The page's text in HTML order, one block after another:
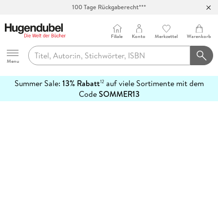
100 Tage Rückgaberecht***
Hugendubel
Menu
Filiale Konto Merkzettel Warenkorb
Summer Sale: 13% Rabatt12auf viele Sortimente mit dem
CodeSOMMER13
erfahren